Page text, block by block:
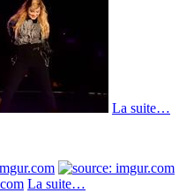
La suite…
La suite…